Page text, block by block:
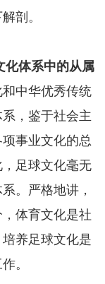
剖。
化体系中的从属
中华优秀传统
，鉴于社会主
事业文化的总
足球文化毫无
。严格地讲，
体育文化是社
养足球文化是
。